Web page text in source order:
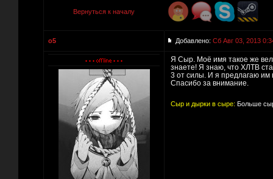
Вернуться к началу
o5 Добавлено: Сб Авг 03, 2013
Я Сыр. Моё имя такое же
знаете! Я знаю, что ХЛТВ
3 от силы. И я предлагаю им
Спасибо за внимание.
Сыр и дырки в сыре: Больше